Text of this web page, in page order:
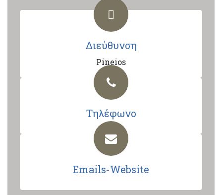
Διεύθυνση
Pineios
Τηλέφωνο
Emails-Website